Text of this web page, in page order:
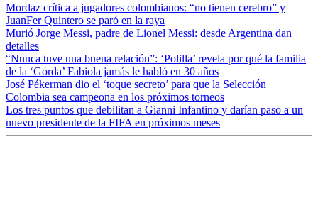
Mordaz crítica a jugadores colombianos: “no tienen cerebro” y
JuanFer Quintero se paró en la raya
Murió Jorge Messi, padre de Lionel Messi: desde Argentina dan
detalles
“Nunca tuve una buena relación”: ‘Polilla’ revela por qué la familia
de la ‘Gorda’ Fabiola jamás le habló en 30 años
José Pékerman dio el ‘toque secreto’ para que la Selección
Colombia sea campeona en los próximos torneos
Los tres puntos que debilitan a Gianni Infantino y darían paso a un
nuevo presidente de la FIFA en próximos meses